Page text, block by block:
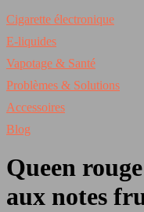
Cigarette électronique
E-liquides
Vapotage & Santé
Problèmes & Solutions
Accessoires
Blog
Queen
aux notes